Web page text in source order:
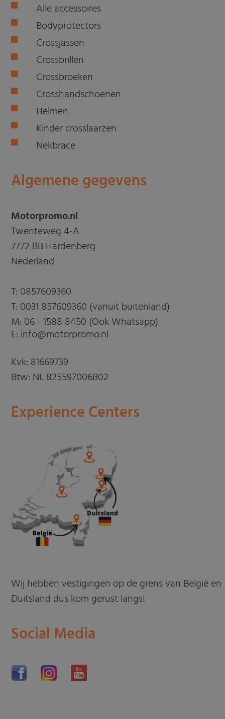
Alle accessoires
Bodyprotectors
Crossjassen
Crossbrillen
Crossbroeken
Crosshandschoenen
Helmen
Kinder crosslaarzen
Nekbrace
Algemene gegevens
Motorpromo.nl
Twenteweg 4-A
7772 BB Hardenberg
Nederland
T: 0857609360
T: 0031 857609360 (vanuit buitenland)
M: 06 - 1588 8450 (Ook Whatsapp)
E: info@motorpromo.nl
Kvk: 81669739
Btw: NL 825597006B02
Experience Centers
Wij hebben vestigingen op de grens van België en
Duitsland dus kom gerust langs!
Social Media